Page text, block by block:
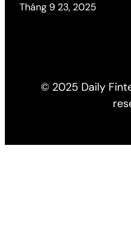
Tháng 9 23, 2025
© 2025 Daily